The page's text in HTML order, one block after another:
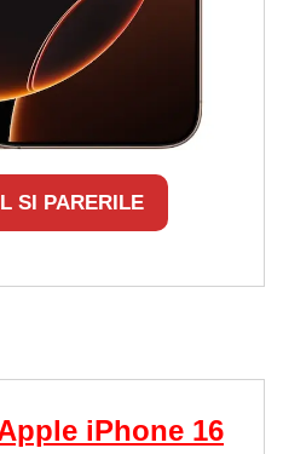
SI PARERILE
iPhone 16